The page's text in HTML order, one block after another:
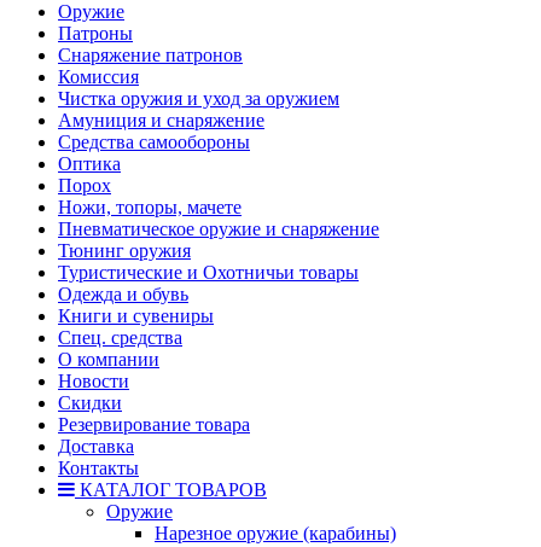
Оружие
Патроны
Снаряжение патронов
Комиссия
Чистка оружия и уход за оружием
Амуниция и снаряжение
Средства самообороны
Оптика
Порох
Ножи, топоры, мачете
Пневматическое оружие и снаряжение
Тюнинг оружия
Туристические и Охотничьи товары
Одежда и обувь
Книги и сувениры
Спец. средства
О компании
Новости
Скидки
Резервирование товара
Доставка
Контакты
КАТАЛОГ ТОВАРОВ
Оружие
Нарезное оружие (карабины)